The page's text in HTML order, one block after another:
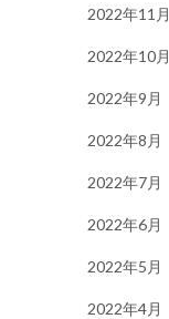
2022年11月
2022年10月
2022年9月
2022年8月
2022年7月
2022年6月
2022年5月
2022年4月